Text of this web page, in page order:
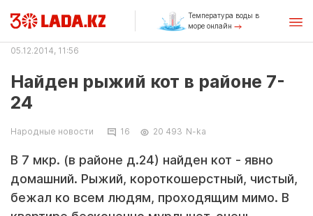
Температура воды в
море онлайн
05.12.2014, 11:56
Найден рыжий кот в районе 7-
24
Народные новости 16 20 493 N-ka
В 7 мкр. (в районе д.24) найден кот - явно
домашний. Рыжий, короткошерстный, чистый,
бежал ко всем людям, проходящим мимо. В